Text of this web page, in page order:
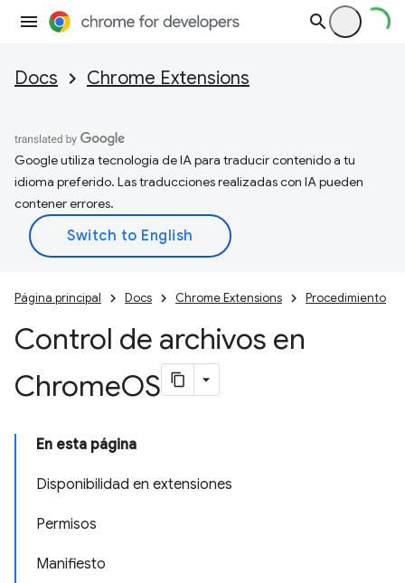
Docs Chrome Extensions
Google utiliza tecnología de IA para traducir contenido a tu
idioma preferido. Las traducciones realizadas con IA pueden
contener errores.
Página principal Docs Chrome Extensions Procedimiento
Control de archivos en
ChromeOS
En esta página
Disponibilidad en extensiones
Permisos
Manifiesto